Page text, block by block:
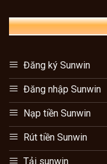
HƯỚNG DẪN SUNWIN
Đăng ký Sunwin
Đăng nhập Sunwin
Nạp tiền Sunwin
Rút tiền Sunwin
Tải sunwin